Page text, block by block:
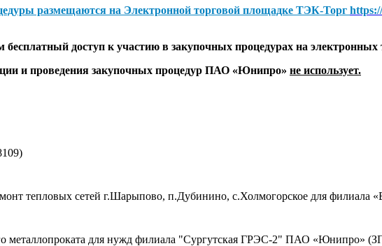
размещаются на Электронной торговой площадке ТЭК-Торг
доступ к участию в закупочных процедурах на
и проведения закупочных процедур ПАО «Юнипро» не использует.
тепловых сетей г.Шарыпово, п.Дубинино, с.Холмогорское для
металлопроката для нужд филиала "Сургутская ГРЭС-2" ПАО «Юнипро»